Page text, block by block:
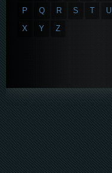
P
Q R S T U
X
Y Z